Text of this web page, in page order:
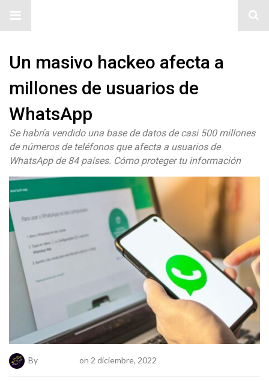
Un masivo hackeo afecta a
millones de usuarios de
WhatsApp
Se habría vendido una base de datos de casi 500 millones
de números de teléfonos que afecta a usuarios de
WhatsApp de 84 países. Cómo proteger tu información
By on 2 diciembre, 2022